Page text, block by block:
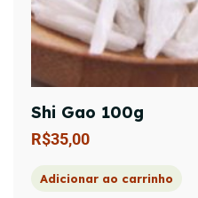
Shi Gao 100g
R$35,00
Adicionar ao carrinho